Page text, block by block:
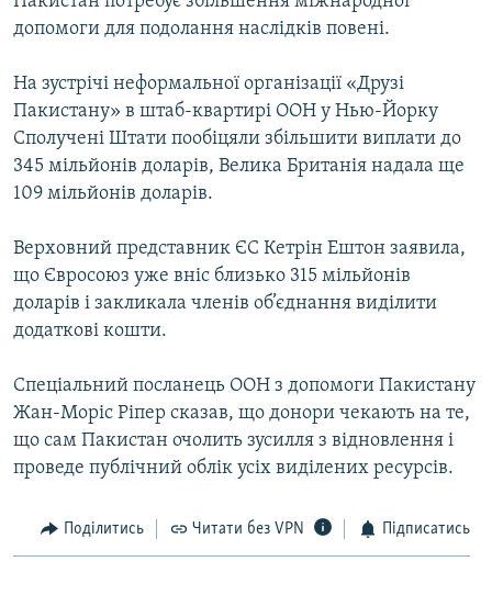
СПОРТ
СВІТ
ТИ ЯК?
СХЕМИ
КИТАЙ.ВИКЛИКИ
МУЛЬТИМЕДІА
ФОТО
СПЕЦПРОЄКТИ
ПОДКАСТИ
КРИМ РЕАЛІЇ
РУС
КТАТ
ДОЛУЧАЙСЯ!
допомоги для подолання наслідків повені.
На зустрічі неформальної організації «Друзі
Пакистану» в штаб-квартирі ООН у Нью-Йорку
Сполучені Штати пообіцяли збільшити виплати до
345 мільйонів доларів, Велика Британія надала ще
109 мільйонів доларів.
Верховний представник ЄС Кетрін Ештон заявила,
що Євросоюз уже вніс близько 315 мільйонів
доларів і закликала членів об’єднання виділити
додаткові кошти.
Спеціальний посланець ООН з допомоги Пакистану
Жан-Моріс Ріпер сказав, що донори чекають на те,
що сам Пакистан очолить зусилля з відновлення і
проведе публічний облік усіх виділених ресурсів.
Поділитись Читати без VPN Підписатись